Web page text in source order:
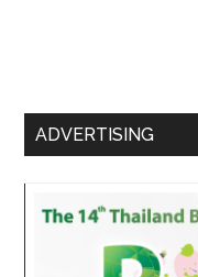
ADVERTISING